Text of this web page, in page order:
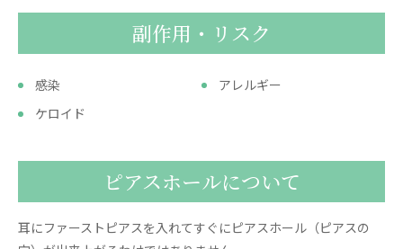
副作用・リスク
感染
アレルギー
ケロイド
ピアスホールについて
耳にファーストピアスを入れてすぐにピアスホール（ピアスの